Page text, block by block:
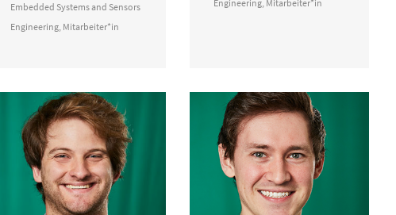
Embedded Systems and Sensors
Engineering Mitarbeiter*in
Engineering Mitarbeiter*in